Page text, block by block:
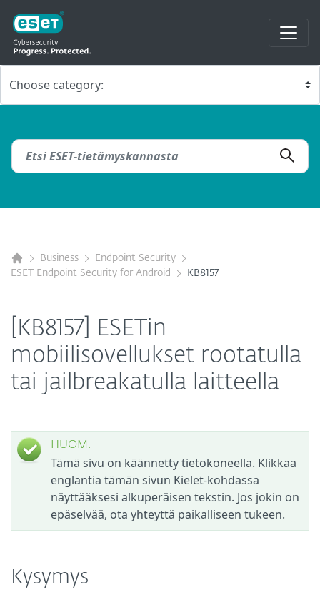
Business
Endpoint Security
ESET Endpoint Security for Android
KB8157
[KB8157] ESETin
mobiilisovellukset rootatulla
tai jailbreakatulla laitteella
HUOM:
Tämä sivu on käännetty tietokoneella. Klikkaa
englantia tämän sivun Kielet-kohdassa
näyttääksesi alkuperäisen tekstin. Jos jokin on
epäselvää, ota yhteyttä paikalliseen tukeen.
Kysymys